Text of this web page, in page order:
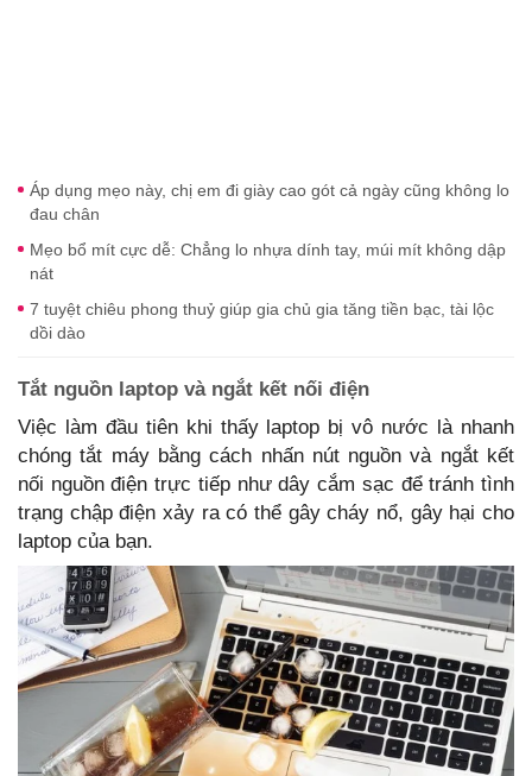
Áp dụng mẹo này, chị em đi giày cao gót cả ngày cũng không lo
đau chân
Mẹo bổ mít cực dễ: Chẳng lo nhựa dính tay, múi mít không dập
nát
7 tuyệt chiêu phong thuỷ giúp gia chủ gia tăng tiền bạc, tài lộc
dồi dào
Tắt nguồn laptop và ngắt kết nối điện
Việc làm đầu tiên khi thấy laptop bị vô nước là nhanh
chóng tắt máy bằng cách nhấn nút nguồn và ngắt kết
nối nguồn điện trực tiếp như dây cắm sạc để tránh tình
trạng chập điện xảy ra có thể gây cháy nổ, gây hại cho
laptop của bạn.